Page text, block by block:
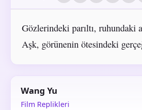
Gözlerindeki parıltı, ruhundaki
Aşk, görünenin ötesindeki
Wang Yu
Film Replikleri